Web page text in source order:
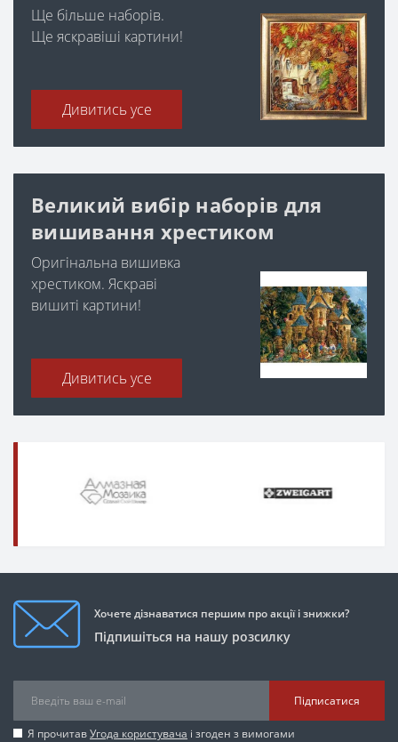
Ще більше наборів.
Ще яскравіші картини!
Дивитись усе
Великий вибір наборів для
вишивання хрестиком
Оригінальна вишивка
хрестиком. Яскраві
вишиті картини!
Дивитись усе
Хочете дізнаватися першим про акції і знижки?
Підпишіться на нашу розсилку
Підписатися
Я прочитавУгода користувача і згоден з вимогами